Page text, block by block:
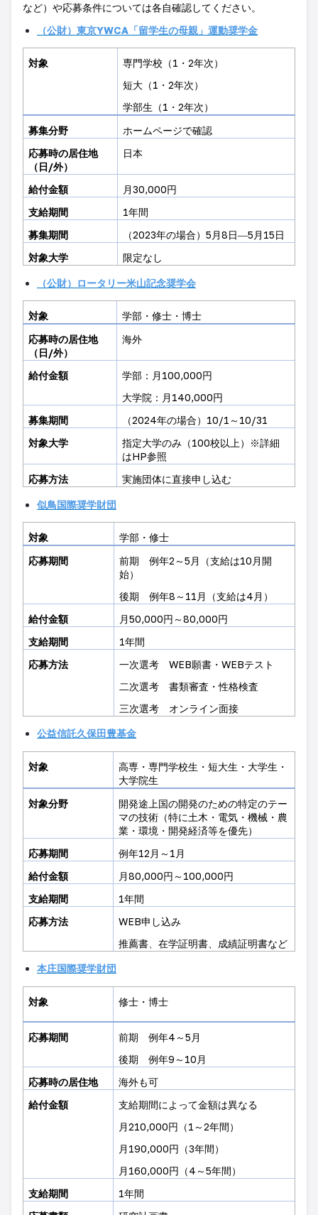
など）や応募条件については各自確認してください。
（公財）東京YWCA 「留学生の母親」運動奨学金
対象 専門学校（1 ・2年次）
短大（1 ・2年次）
学部生（1 ・2年次）
募集分野
ホームページで確認
応募時の居住地
（日/外）
日本
給付金額 月30,000円
支給期間
1年間
募集期間
（2023年の場合）5 月8日―5 月 15日
対象大学
限定なし
（公財）ロータリー米山記念奨学会
対象 学部・修士・博士
応募時の居住地
（日/外）
海外
給付金額 学部：月 100,000円
大学院：月 140,000円
募集期間
（2024年の場合） 10/1 ～ 10/31
対象大学
指定大学のみ（100校以上）※詳細
はHP参照
応募方法
実施団体に直接申し込む
似鳥国際奨学財団
対象
学部・修士
応募期間
前期 例年2 ～5 月（支給は10 月開
始）
後期 例年8 ～ 11 月（支給は4 月）
給付金額
月50,000円～80,000円
支給期間
1年間
応募方法
一次選考WEB願書・WEBテスト
二次選考 書類審査・性格検査
三次選考 オンライン面接
公益信託久保田豊基金
対象
高専・専門学校生・短大生・大学生・
大学院生
対象分野
開発途上国の開発のための特定のテー
マの技術（特に土木・電気・機械・農
業・環境・開発経済等を優先）
応募期間
例年12 月～ 1 月
給付金額
月80,000円～ 100,000円
支給期間
1年間
応募方法
WEB申し込み
推薦書 、在学証明書、成績証明書など
本庄国際奨学財団
対象 修士・博士
応募期間 前期 例年4 ～5 月
後期 例年9 ～ 10 月
応募時の居住地
海外も可
給付金額
支給期間によって金額は異なる
月210,000円（1 ～2年間）
月 190,000円（3年間）
月 160,000円（4 ～5年間）
支給期間
1年間